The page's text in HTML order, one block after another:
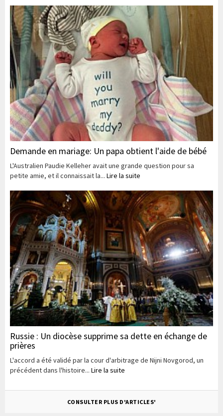
Demande en mariage: Un papa obtient l'aide de bébé
L'Australien Paudie Kelleher avait une grande question pour sa
petite amie, et il connaissait la... Lire la suite
Russie : Un diocèse supprime sa dette en échange de
prières
L'accord a été validé par la cour d'arbitrage de Nijni Novgorod, un
précédent dans l'histoire... Lire la suite
CONSULTER PLUS D'ARTICLES'